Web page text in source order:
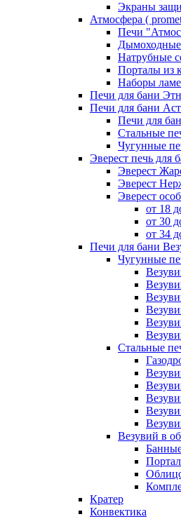
Экраны
Атмосфера (
Печи
Дымоходные
Натрубные
Порталы из
Наборы
Печи для бани
Печи для бани
Печи для
Стальные
Чугунные
Эверест печь для
Эверест
Эверест
Эверест
от 18
от 30
от 34
Печи для бани
Чугунные
Стальные
Везувий в
Кратер
Конвектика